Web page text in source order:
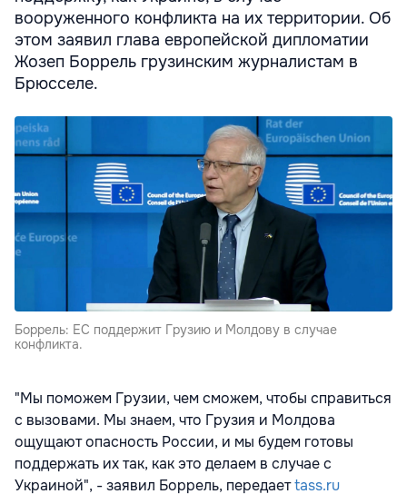
вооруженного конфликта на их территории. Об
этом заявил глава европейской дипломатии
Жозеп Боррель грузинским журналистам в
Брюсселе.
Боррель: ЕС поддержит Грузию и Молдову в случае
конфликта.
"Мы поможем Грузии, чем сможем, чтобы справиться
с вызовами. Мы знаем, что Грузия и Молдова
ощущают опасность России, и мы будем готовы
поддержать их так, как это делаем в случае с
Украиной", - заявил Боррель, передаетtass.ru